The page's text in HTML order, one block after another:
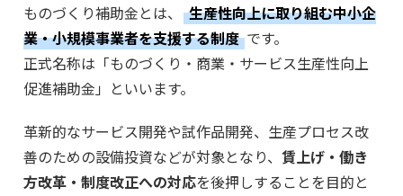
ものづくり補助金とは、
生産性向上に取り組む中小企
業・小規模事業者を支援する制度 です。
正式名称は「ものづくり・商業・サービス生産性向上
促進補助金」といいます。
革新的なサービス開発や試作品開発、生産プロセス改
善のための設備投資などが対象となり、 賃上げ・働き
方改革・制度改正への対応を後押しすることを目的と